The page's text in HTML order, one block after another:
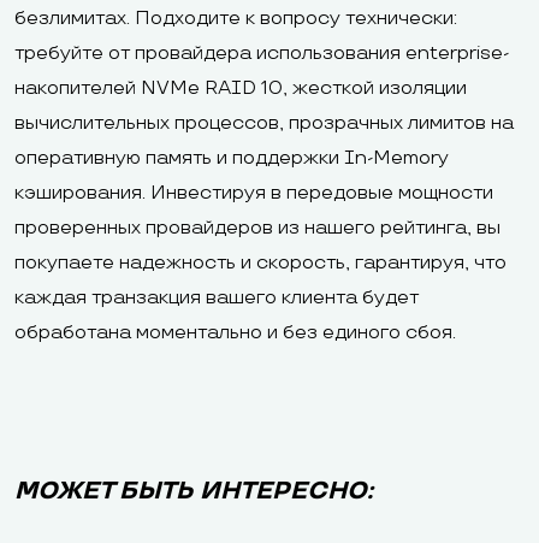
безлимитах. Подходите к вопросу технически:
требуйте от провайдера использования enterprise-
накопителей NVMe RAID 10, жесткой изоляции
вычислительных процессов, прозрачных лимитов на
оперативную память и поддержки In-Memory
кэширования. Инвестируя в передовые мощности
проверенных провайдеров из нашего рейтинга, вы
покупаете надежность и скорость, гарантируя, что
каждая транзакция вашего клиента будет
обработана моментально и без единого сбоя.
МОЖЕТ БЫТЬ ИНТЕРЕСНО: